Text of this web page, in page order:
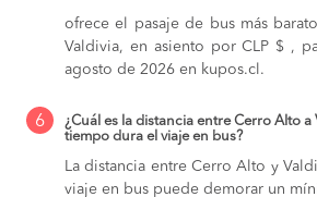
ofrece el pasaje de bus más
Valdivia, en asiento por CLP $ ,
agosto de 2026 en kupos.cl.
6
¿Cuál es la distancia entre Cerro Alto a
tiempo dura el viaje en bus?
La distancia entre Cerro Alto y
viaje en bus puede demorar un